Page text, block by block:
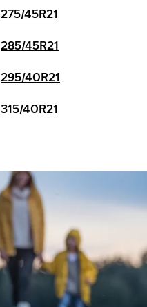
275/45R21
285/45R21
295/40R21
315/40R21